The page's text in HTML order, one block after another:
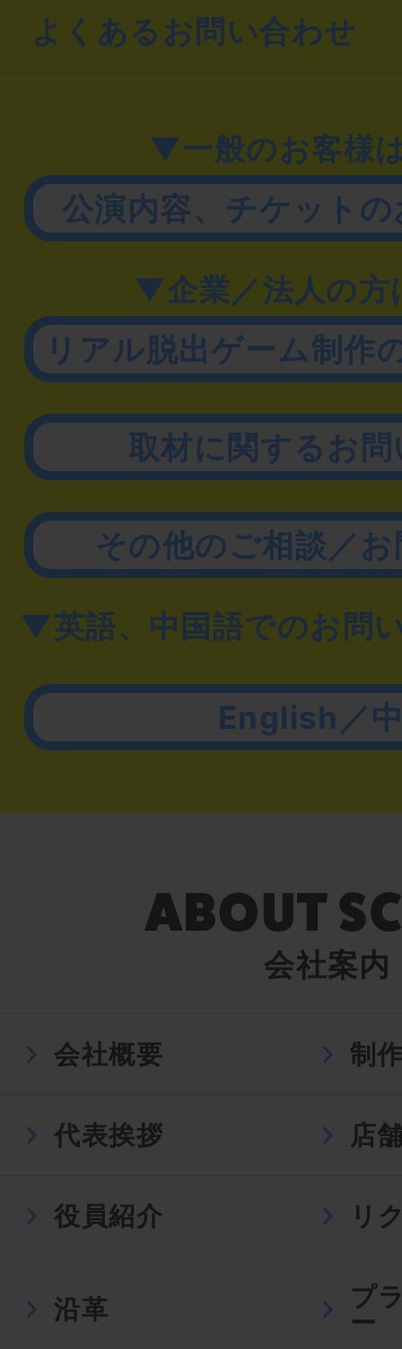
よくあるお問い合わせ
▼一般のお客様
公演内容、チケット
▼企業／法人の方
リアル脱出ゲーム制作
取材に関するお
その他のご相談／
▼英語、中国語でのお問
English／
会社案内
会社概要 制
代表挨拶 店
役員紹介 リ
沿革
プ
ー